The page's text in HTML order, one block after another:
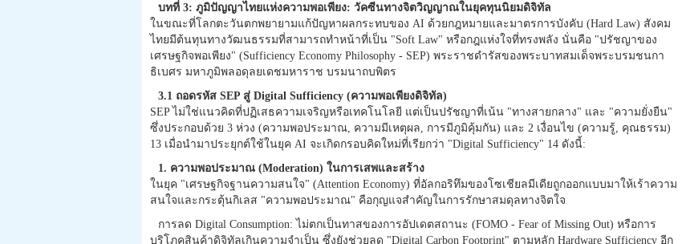
บทที่ 3: ภูมิปัญญาไทยแห่งความพอเพียง: วัคซีนทางจิตวิญญาณในยุคทุนนิยมดิจิทัล
ในขณะที่โลกตะวันตกพยายามแก้ปัญหาผลกระทบของ AI ด้วยกฎหมายและมาตรการบังคับ (Hard Law) สังคม
ไทยมีต้นทุนทางวัฒนธรรมที่สามารถทำหน้าที่เป็น "Soft Law" หรือกฎแห่งใจที่ทรงพลัง นั่นคือ "ปรัชญาของ
เศรษฐกิจพอเพียง" (Sufficiency Economy Philosophy - SEP) พระราชดำรัสของพระบาทสมเด็จพระบรมชนกา
ธิเบศร มหาภูมิพลอดุลยเดชมหาราช บรมนาถบพิตร
3.1 ถอดรหัส SEP สู่ Digital Sufficiency (ความพอเพียงดิจิทัล)
SEP ไม่ใช่แนวคิดที่ปฏิเสธความเจริญหรือเทคโนโลยี แต่เป็นปรัชญาที่เน้น "ทางสายกลาง" และ "ความยั่งยืน"
ซึ่งประกอบด้วย 3 ห่วง (ความพอประมาณ, ความมีเหตุผล, การมีภูมิคุ้มกัน) และ 2 เงื่อนไข (ความรู้, คุณธรรม)
13 เมื่อนำมาประยุกต์ใช้ในยุค AI จะเกิดกรอบคิดใหม่ที่เรียกว่า "Digital Sufficiency" 14 ดังนี้:
1. ความพอประมาณ (Moderation) ในการเสพและสร้าง
ในยุค "เศรษฐกิจฐานความสนใจ" (Attention Economy) ที่อัลกอริทึมของโซเชียลมีเดียถูกออกแบบมาให้เร้าความ
สนใจและกระตุ้นกิเลส "ความพอประมาณ" คือกุญแจสำคัญในการรักษาสมดุลทางจิตใจ
การลด Digital Consumption: ไม่ตกเป็นทาสของการอัปเดตสถานะ (FOMO - Fear of Missing Out) หรือการ
บริโภคสินค้าดิจิทัลเกินความจำเป็น ซึ่งยังช่วยลด "Digital Carbon Footprint" ตามหลัก Hardware Sufficiency อีก